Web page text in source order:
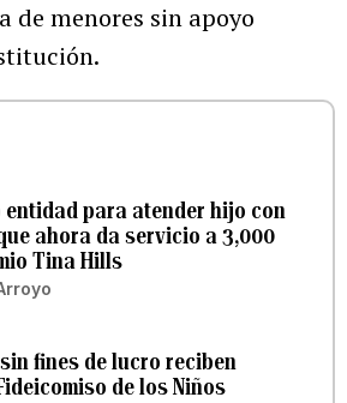
de menores sin apoyo
entidad para atender hijo con
ahora da servicio a 3,000
Tina Hills
fines de lucro reciben
de los Niños